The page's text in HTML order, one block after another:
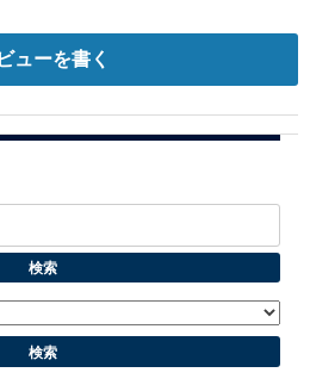
ューを書く